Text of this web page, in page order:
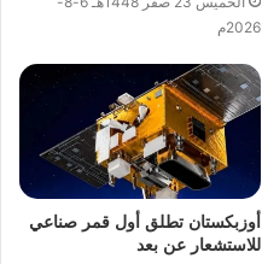
2026م
أوزبكستان تطلق أول قمر صناعي
للاستشعار عن بعد